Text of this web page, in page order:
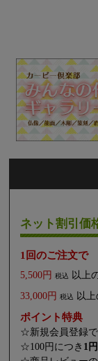
ネット割引価
1回のご注文で
5,500円 税込 以上
33,000円
税込 以
ポイント特典
☆新規会員登録で
☆100円につき 1